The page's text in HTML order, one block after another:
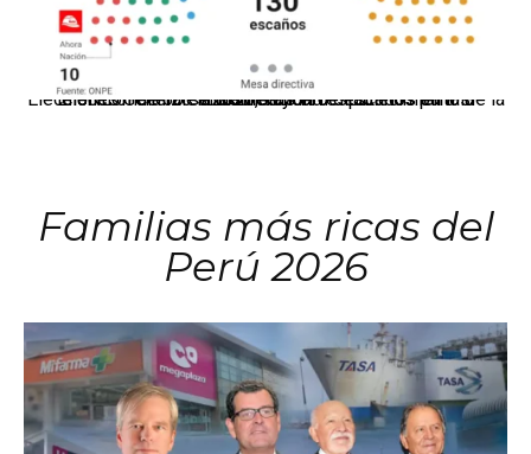
El JNE oficializó la distribución de escaños para la elección de 60 senadores y 130 diputados en las Elecciones Generales 2026, tras el restablecimiento de la Bicameralidad.
Familias más ricas del
Perú 2026